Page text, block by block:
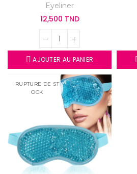
Eyeliner
12,500 TND
AJOUTER AU PANIER
RUPTURE DE ST
OCK